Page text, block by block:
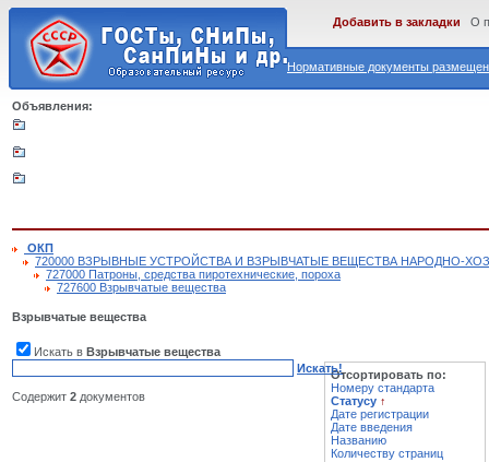
Нормативные документы
Добавить в закладки О
Объявления:
ОКП
720000 ВЗРЫВНЫЕ УСТРОЙСТВА И ВЗРЫВЧАТЫЕ ВЕЩЕСТВА НАРОДНО-
727000 Патроны, средства пиротехнические, пороха
727600 Взрывчатые вещества
Взрывчатые вещества
Искать в Взрывчатые вещества
Искать!
Содержит 2 документов
Отсортировать по:
Номеру стандарта
Статусу ↑
Дате регистрации
Дате введения
Названию
Количеству страниц